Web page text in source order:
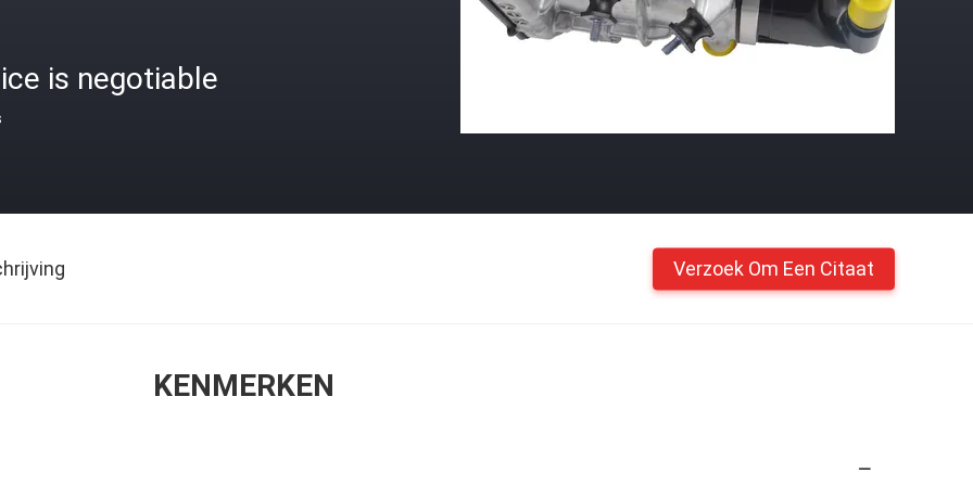
is negotiable
Verzoek Om Een Citaat
KENMERKEN